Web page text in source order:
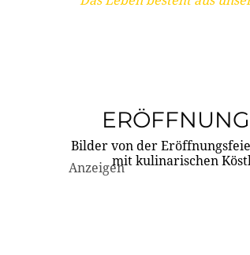
Bilder von der
mit kulinarischen
Anzeigen